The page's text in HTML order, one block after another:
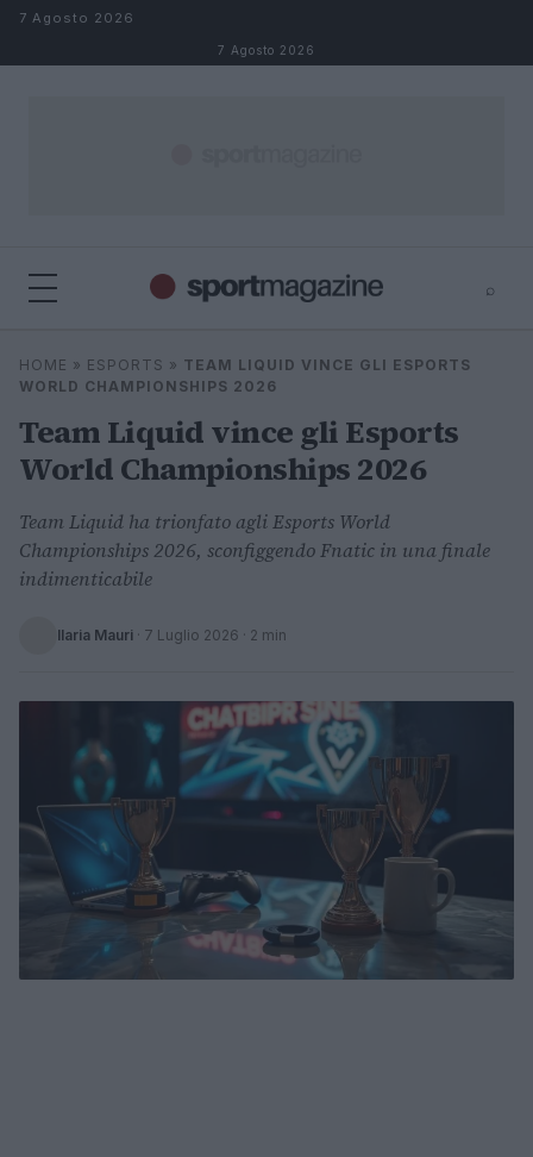
Salta al contenuto
7 Agosto 2026
7 Agosto 2026
⌕
Cerca
⌕
HOME » ESPORTS » TEAM LIQUID VINCE GLI ESPORTS
WORLD CHAMPIONSHIPS 2026
Team Liquid vince gli Esports
World Championships 2026
Team Liquid ha trionfato agli Esports World
Championships 2026, sconfiggendo Fnatic in una finale
indimenticabile
Ilaria Mauri · 7 Luglio 2026 · 2 min